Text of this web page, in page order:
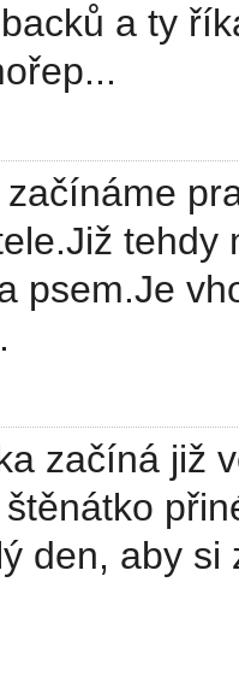
a ty
psem.Je
začíná již
den, aby